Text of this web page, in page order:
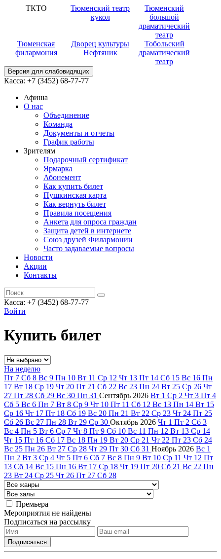
ТКТО
Тюменский театр
кукол
Тюменский
большой
драматический
театр
Тюменская
филармония
Дворец культуры
Нефтяник
Тобольский
драматический
театр
Версия для слабовидящих
Касса: +7 (3452) 68-77-77
Афиша
О нас
Объединение
Команда
Документы и отчеты
График работы
Зрителям
Подарочный сертификат
Ярмарка
Абонемент
Как купить билет
Пушкинская карта
Как вернуть билет
Правила посещения
Анкета для опроса граждан
Защита детей в интернете
Союз друзей Филармонии
Часто задаваемые вопросы
Новости
Акции
Контакты
Касса: +7 (3452) 68-77-77
Войти
Купить билет
На неделю
Пт 7 Сб 8 Вс 9 Пн 10 Вт 11 Ср 12 Чт 13 Пт 14 Сб 15 Вс 16 Пн
17 Вт 18 Ср 19 Чт 20 Пт 21 Сб 22 Вс 23 Пн 24 Вт 25 Ср 26 Чт
27 Пт 28 Сб 29 Вс 30 Пн 31 Сентябрь 2026 Вт 1 Ср 2 Чт 3 Пт 4
Сб 5 Вс 6 Пн 7 Вт 8 Ср 9 Чт 10 Пт 11 Сб 12 Вс 13 Пн 14 Вт 15
Ср 16 Чт 17 Пт 18 Сб 19 Вс 20 Пн 21 Вт 22 Ср 23 Чт 24 Пт 25
Сб 26 Вс 27 Пн 28 Вт 29 Ср 30 Октябрь 2026 Чт 1 Пт 2 Сб 3
Вс 4 Пн 5 Вт 6 Ср 7 Чт 8 Пт 9 Сб 10 Вс 11 Пн 12 Вт 13 Ср 14
Чт 15 Пт 16 Сб 17 Вс 18 Пн 19 Вт 20 Ср 21 Чт 22 Пт 23 Сб 24
Вс 25 Пн 26 Вт 27 Ср 28 Чт 29 Пт 30 Сб 31 Ноябрь 2026 Вс 1
Пн 2 Вт 3 Ср 4 Чт 5 Пт 6 Сб 7 Вс 8 Пн 9 Вт 10 Ср 11 Чт 12 Пт
13 Сб 14 Вс 15 Пн 16 Вт 17 Ср 18 Чт 19 Пт 20 Сб 21 Вс 22 Пн
23 Вт 24 Ср 25 Чт 26 Пт 27 Сб 28
Премьера
Мероприятия не найдены
Подписаться на рассылку